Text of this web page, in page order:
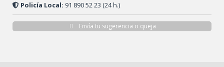
Policía Local: 91 890 52 23 (24 h.)
Envía tu sugerencia o queja